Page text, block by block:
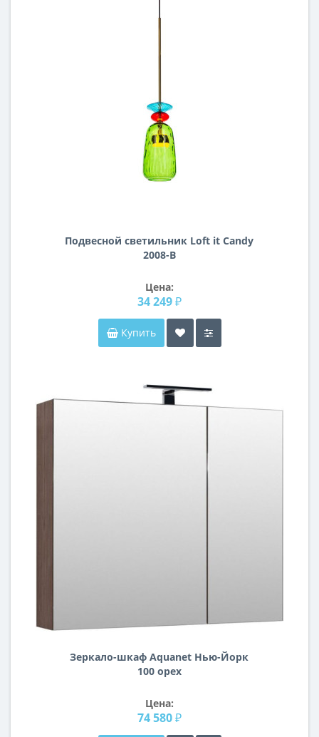
Подвесной светильник Loft it Candy
2008-B
Цена:
34 249 ₽
Купить
Зеркало-шкаф Aquanet Нью-Йорк
100 орех
Цена:
74 580 ₽